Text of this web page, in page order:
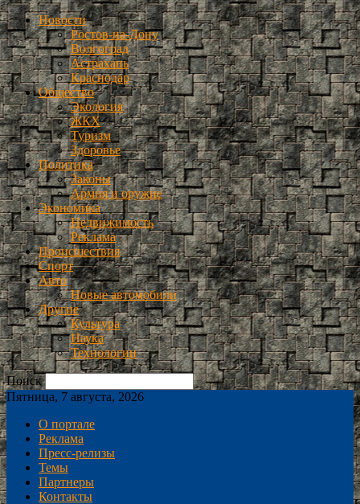
Новости
Ростов-на-Дону
Волгоград
Астрахань
Краснодар
Общество
Экология
ЖКХ
Туризм
Здоровье
Политика
Законы
Армия и оружие
Экономика
Недвижимость
Реклама
Происшествия
Спорт
Авто
Новые автомобили
Другие
Культура
Наука
Технологии
Поиск
Пятница, 7 августа, 2026
О портале
Реклама
Пресс-релизы
Темы
Партнеры
Контакты